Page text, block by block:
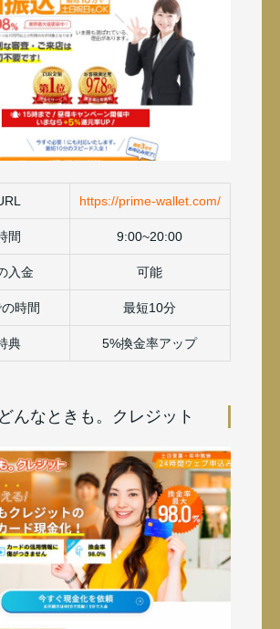
https://prime-wallet.com/
間 9:00~20:00
入金 可能
時間 最短10分
典 5%換金率アップ
んなときも。クレジット